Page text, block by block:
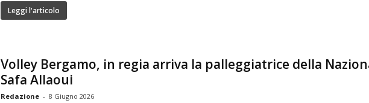
Leggi l'articolo
Volley Bergamo, in regia arriva la palleggiatrice della
Safa Allaoui
Redazione - 8 Giugno 2026